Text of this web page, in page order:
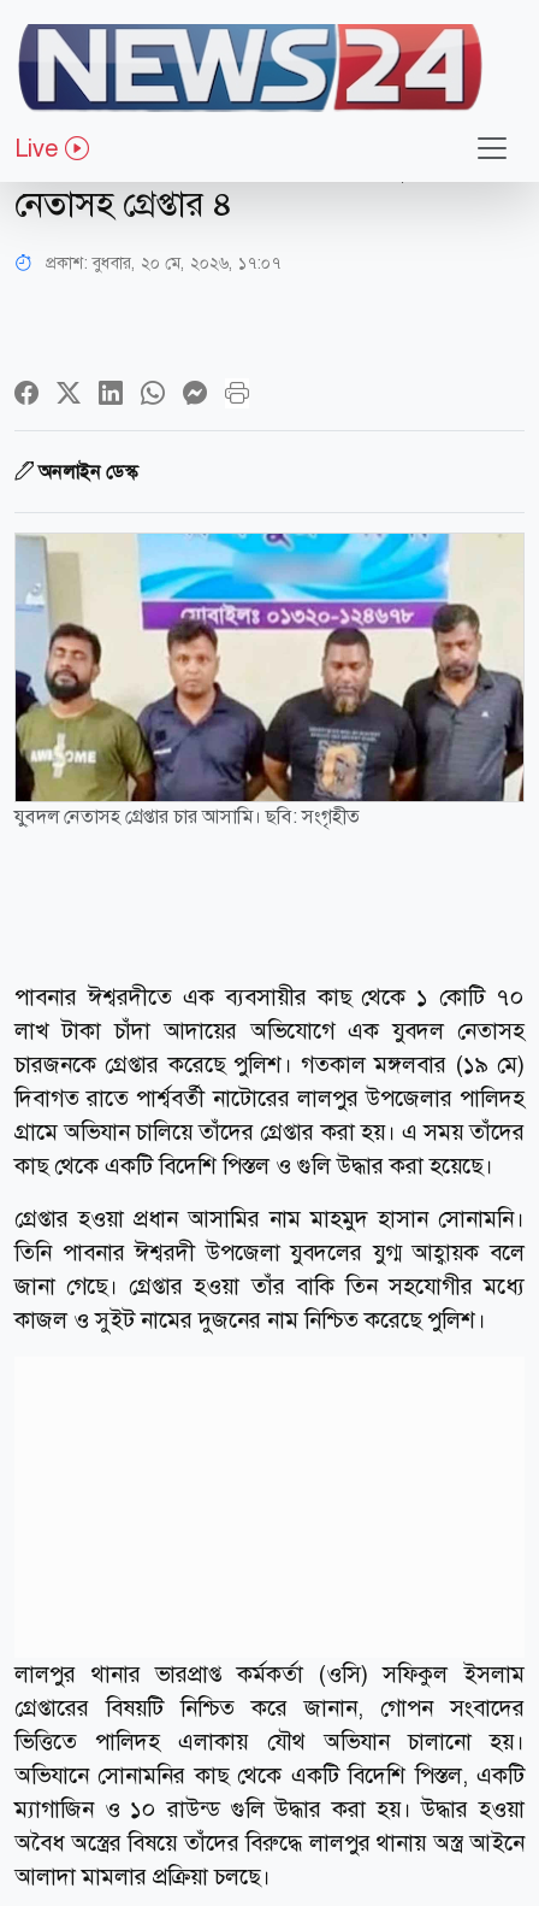
Live
সারাদেশ
ব্যবসায়ীর কাছ থেকে ১ কোটি ৭০ লাখ
টাকা চাঁদা নেওয়ার অভিযোগ, যুবদল
নেতাসহ গ্রেপ্তার ৪
প্রকাশ:বুধবার, ২০ মে, ২০২৬, ১৭:০৭
অনলাইন ডেস্ক
যু্বদল নেতাসহ গ্রেপ্তার চার আসামি। ছবি: সংগৃহীত
পাবনার ঈশ্বরদীতে এক ব্যবসায়ীর কাছ থেকে ১ কোটি ৭০
লাখ টাকা চাঁদা আদায়ের অভিযোগে এক যুবদল নেতাসহ
চারজনকে গ্রেপ্তার করেছে পুলিশ। গতকাল মঙ্গলবার (১৯ মে)
দিবাগত রাতে পার্শ্ববর্তী নাটোরের লালপুর উপজেলার পালিদহ
গ্রামে অভিযান চালিয়ে তাঁদের গ্রেপ্তার করা হয়। এ সময় তাঁদের
কাছ থেকে একটি বিদেশি পিস্তল ও গুলি উদ্ধার করা হয়েছে।
গ্রেপ্তার হওয়া প্রধান আসামির নাম মাহমুদ হাসান সোনামনি।
তিনি পাবনার ঈশ্বরদী উপজেলা যুবদলের যুগ্ম আহ্বায়ক বলে
জানা গেছে। গ্রেপ্তার হওয়া তাঁর বাকি তিন সহযোগীর মধ্যে
কাজল ও সুইট নামের দুজনের নাম নিশ্চিত করেছে পুলিশ।
লালপুর থানার ভারপ্রাপ্ত কর্মকর্তা (ওসি) সফিকুল ইসলাম
গ্রেপ্তারের বিষয়টি নিশ্চিত করে জানান, গোপন সংবাদের
ভিত্তিতে পালিদহ এলাকায় যৌথ অভিযান চালানো হয়।
অভিযানে সোনামনির কাছ থেকে একটি বিদেশি পিস্তল, একটি
ম্যাগাজিন ও ১০ রাউন্ড গুলি উদ্ধার করা হয়। উদ্ধার হওয়া
অবৈধ অস্ত্রের বিষয়ে তাঁদের বিরুদ্ধে লালপুর থানায় অস্ত্র আইনে
আলাদা মামলার প্রক্রিয়া চলছে।